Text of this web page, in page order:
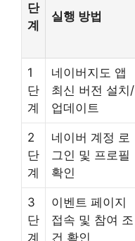
단
계
실행 방법
1
단
계
네이버지도 앱
최신 버전 설치/
업데이트
2
단
계
네이버 계정 로
그인 및 프로필
확인
3
단
계
이벤트 페이지
접속 및 참여 조
건 확인